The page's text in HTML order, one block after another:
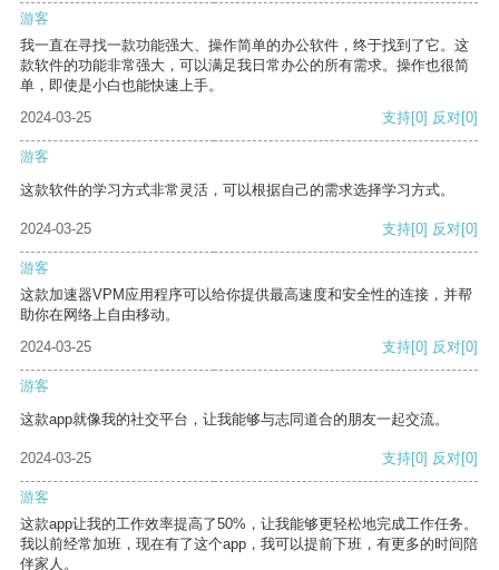
游客
我一直在寻找一款功能强大、操作简单的办公软件，终于找到了它。这
款软件的功能非常强大，可以满足我日常办公的所有需求。操作也很简
单，即使是小白也能快速上手。
2024-03-25
支持[0] 反对[0]
游客
这款软件的学习方式非常灵活，可以根据自己的需求选择学习方式。
2024-03-25 支持[0] 反对[0]
游客
这款加速器VPM应用程序可以给你提供最高速度和安全性的连接，并帮
助你在网络上自由移动。
2024-03-25
支持[0] 反对[0]
游客
这款app就像我的社交平台，让我能够与志同道合的朋友一起交流。
2024-03-25 支持[0] 反对[0]
游客
这款app让我的工作效率提高了50%，让我能够更轻松地完成工作任务。
我以前经常加班，现在有了这个app，我可以提前下班，有更多的时间陪
伴家人。